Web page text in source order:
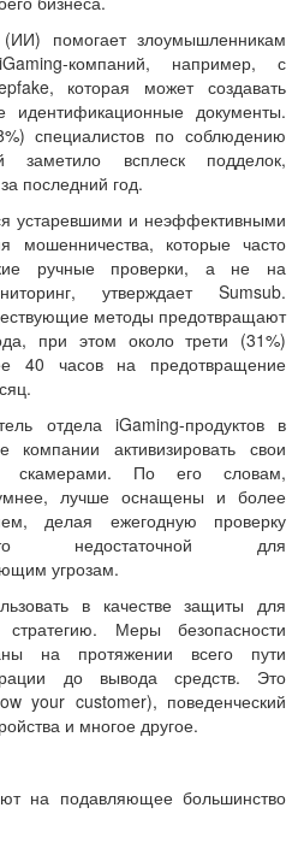
(ИИ) помогает злоумышленникам
компаний, например, с
которая может создавать
идентификационные документы.
специалистов по соблюдению
заметило всплеск подделок,
последний год.
устаревшими и неэффективными
мошенничества, которые часто
ручные проверки, а не на
утверждает Sumsub.
методы предотвращают
при этом около трети (31%)
40 часов на предотвращение
отдела iGaming-продуктов в
компании активизировать свои
По его словам,
умнее, лучше оснащены и более
делая ежегодную проверку
недостаточной для
угрозам.
в качестве защиты для
стратегию. Меры безопасности
на протяжении всего пути
до вывода средств. Это
your customer), поведенческий
и многое другое.
на подавляющее большинство